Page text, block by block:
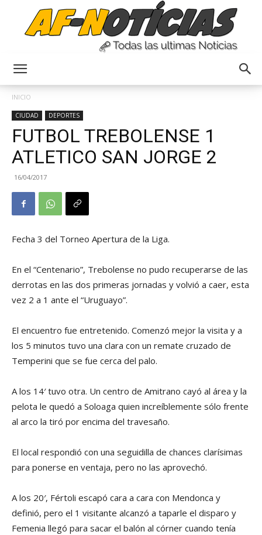
INICIO
CIUDAD DEPORTES
FUTBOL TREBOLENSE 1
ATLETICO SAN JORGE 2
16/04/2017
Fecha 3 del Torneo Apertura de la Liga.
En el “Centenario”, Trebolense no pudo recuperarse de las
derrotas en las dos primeras jornadas y volvió a caer, esta
vez 2 a 1 ante el “Uruguayo”.
El encuentro fue entretenido. Comenzó mejor la visita y a
los 5 minutos tuvo una clara con un remate cruzado de
Temperini que se fue cerca del palo.
A los 14′ tuvo otra. Un centro de Amitrano cayó al área y la
pelota le quedó a Soloaga quien increíblemente sólo frente
al arco la tiró por encima del travesaño.
El local respondió con una seguidilla de chances clarísimas
para ponerse en ventaja, pero no las aprovechó.
A los 20′, Fértoli escapó cara a cara con Mendonca y
definió, pero el 1 visitante alcanzó a taparle el disparo y
Femenia llegó para sacar el balón al córner cuando tenía